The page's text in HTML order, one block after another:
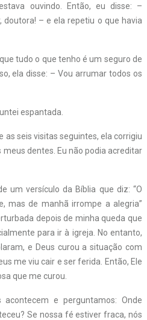
ouvindo. Então, eu disse: –
doutora! – e ela repetiu o que havia
tudo o que tenho é um seguro de
ela disse: – Vou arrumar todos os
espantada.
as seis visitas seguintes, ela corrigiu
dentes. Eu não podia acreditar
um versículo da Bíblia que diz: “O
mas de manhã irrompe a alegria”
depois de minha queda que
para ir à igreja. No entanto,
e Deus curou a situação com
me viu cair e ser ferida. Então, Ele
que me curou.
e perguntamos: Onde
Se nossa fé estiver fraca, nós